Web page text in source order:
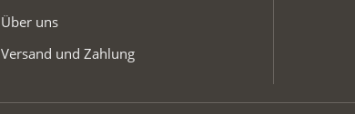
Über uns
Versand und Zahlung